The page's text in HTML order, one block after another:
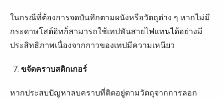
ในกรณีที่ต้องการจดบันทึกตามผนังหรือวัตถุต่าง ๆ หากไม่มี
กระดาษโสต์อิทก็สามารถใช้เทปพันสายไฟแทนได้อย่างมี
ประสิทธิภาพเนื่องจากกาวของเทปมีความเหนียว
ขจัดคราบสติกเกอร์
หากประสบปัญหาลบคราบที่ติดอยู่ตามวัตถุจากการลอก